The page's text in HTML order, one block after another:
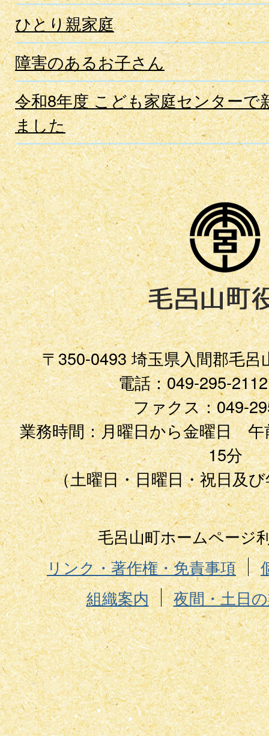
ひとり親家庭
障害のあるお子さん
令和8年度 こども家庭センターで
ました
〒350-0493 埼玉県入間郡毛呂
電話：049-295-
ファクス：049-
業務時間：月曜日から金曜日 午
15分
（土曜日・日曜日・祝日及
毛呂山町ホームページ
リンク・著作権・免責事項
組織案内
夜間・土日